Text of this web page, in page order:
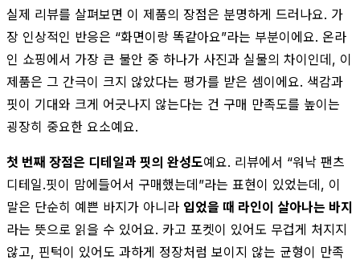
실제 리뷰를 살펴보면 이 제품의 장점은 분명하게 드러나요. 가
장 인상적인 반응은 “화면이랑 똑같아요”라는 부분이에요. 온라
인 쇼핑에서 가장 큰 불안 중 하나가 사진과 실물의 차이인데, 이
제품은 그 간극이 크지 않았다는 평가를 받은 셈이에요. 색감과
핏이 기대와 크게 어긋나지 않는다는 건 구매 만족도를 높이는
굉장히 중요한 요소예요.
첫 번째 장점은 디테일과 핏의 완성도예요. 리뷰에서 “워낙 팬츠
디테일.핏이 맘에들어서 구매했는데”라는 표현이 있었는데, 이
말은 단순히 예쁜 바지가 아니라 입었을 때 라인이 살아나는 바지
라는 뜻으로 읽을 수 있어요. 카고 포켓이 있어도 무겁게 처지지
않고, 핀턱이 있어도 과하게 정장처럼 보이지 않는 균형이 만족